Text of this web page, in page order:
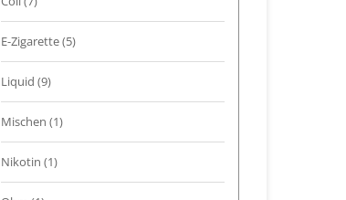
E-Zigarette(5)
Liquid (9)
Mischen (1)
Nikotin (1)